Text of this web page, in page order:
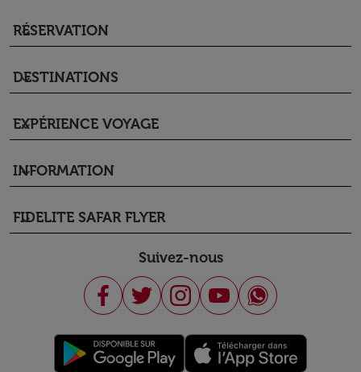
RÉSERVATION
keyboard_arrow_down
DESTINATIONS
keyboard_arrow_down
EXPÉRIENCE VOYAGE
keyboard_arrow_down
INFORMATION
keyboard_arrow_down
FIDELITE SAFAR FLYER
keyboard_arrow_down
Suivez-nous